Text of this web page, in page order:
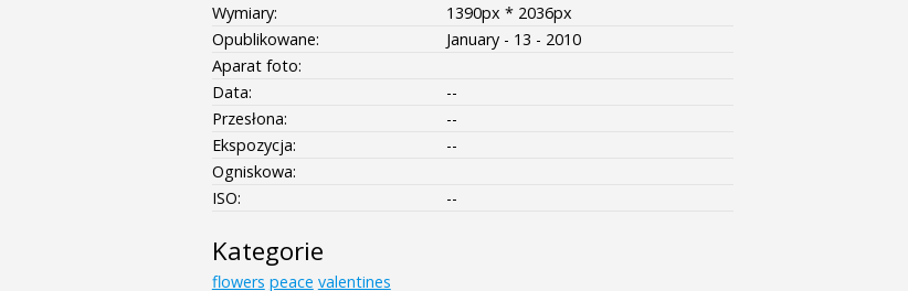
Wymiary:
1390px * 2036px
Opublikowane:
January - 13 - 2010
Aparat foto:
Data:
--
Przesłona:
--
Ekspozycja:
--
Ogniskowa:
ISO:
--
Kategorie
flowers peace valentines